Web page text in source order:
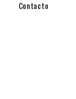
Contacto